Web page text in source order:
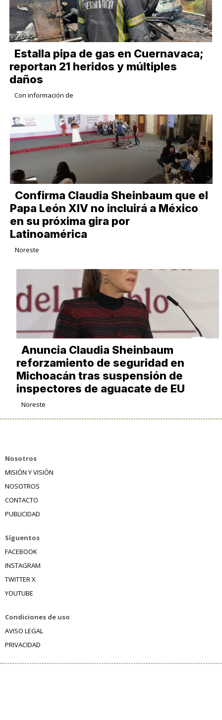
Estalla pipa de gas en Cuernavaca;
reportan 21 heridos y múltiples
daños
Con información de
Confirma Claudia Sheinbaum que el
Papa León XIV no incluirá a México
en su próxima gira por
Latinoamérica
Noreste
Anuncia Claudia Sheinbaum
reforzamiento de seguridad en
Michoacán tras suspensión de
inspectores de aguacate de EU
Noreste
Nosotros
MISIÓN Y VISIÓN
NOSOTROS
CONTACTO
PUBLICIDAD
Síguentos
FACEBOOK
INSTAGRAM
TWITTER X
YOUTUBE
Condiciones de uso
AVISO LEGAL
PRIVACIDAD